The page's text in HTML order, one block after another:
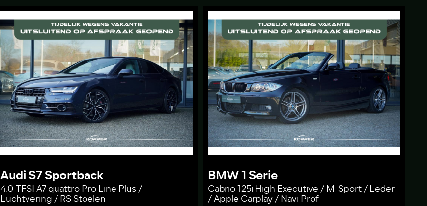
Audi S7 Sportback
4.0 TFSI A7 quattro Pro Line Plus /
Luchtvering / RS Stoelen
BMW 1 Serie
Cabrio 125i High Executive / M-Sport / Leder
/ Apple Carplay / Navi Prof